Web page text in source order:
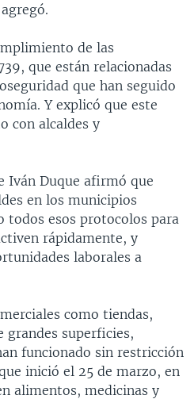
de las
que están relacionadas
que han seguido
Y explicó que este
con alcaldes y
Iván Duque afirmó que
en los municipios
todos esos protocolos para
rápidamente, y
laborales a
como tiendas,
grandes superficies,
funcionado sin restricción
inició el 25 de marzo, en
alimentos, medicinas y